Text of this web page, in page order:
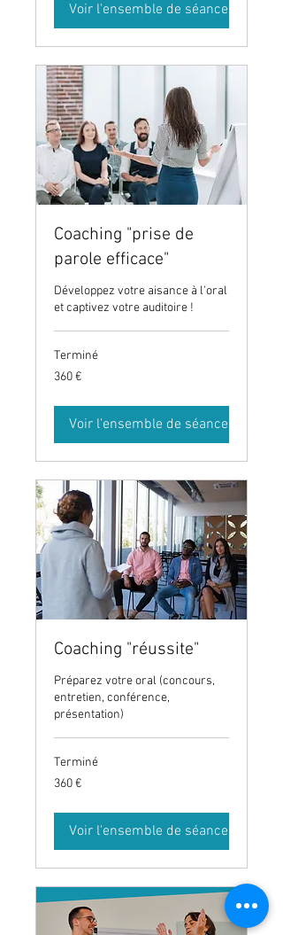
Voir l'ensemble de séances
Coaching "prise de
parole efficace"
Développez votre aisance à l'oral
et captivez votre auditoire !
Terminé
360
euros
360 €
Voir l'ensemble de séances
Coaching "réussite"
Préparez votre oral (concours,
entretien, conférence,
présentation)
Terminé
360
euros
360 €
Voir l'ensemble de séances